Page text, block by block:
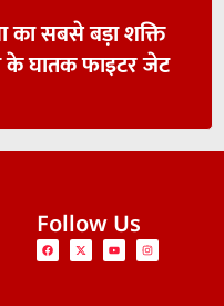
का सबसे बड़ा शक्ति
के घातक फाइटर जेट
Follow Us